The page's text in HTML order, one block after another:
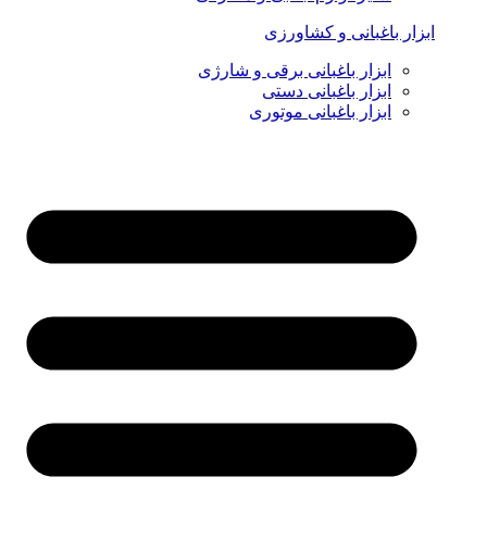
ابزار باغبانی و کشاورزی
ابزار باغبانی برقی و شارژی
ابزار باغبانی دستی
ابزار باغبانی موتوری